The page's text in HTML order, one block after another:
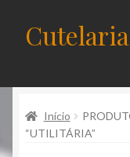
Pular
para
Pular
para
conteúdo
Acessórios
Início
“UTILITÁRIA”